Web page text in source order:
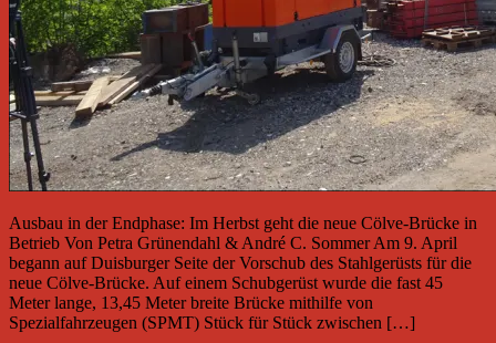
Ausbau in der Endphase: Im Herbst geht die neue Cölve-Brücke in
Betrieb Von Petra Grünendahl & André C. Sommer Am 9. April
begann auf Duisburger Seite der Vorschub des Stahlgerüsts für die
neue Cölve-Brücke. Auf einem Schubgerüst wurde die fast 45
Meter lange, 13,45 Meter breite Brücke mithilfe von
Spezialfahrzeugen (SPMT) Stück für Stück zwischen […]